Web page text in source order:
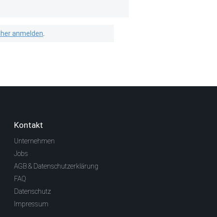
anmelden
Kontakt
Unternehmen
Jobs
AGB & Datenschutzerklärung
FAQ
Datenschutz
Impressum